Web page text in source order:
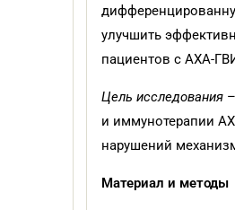
улучшить
пациентов с АХА-
Цель исследования
и иммунотерапии
нарушений
Материал и методы